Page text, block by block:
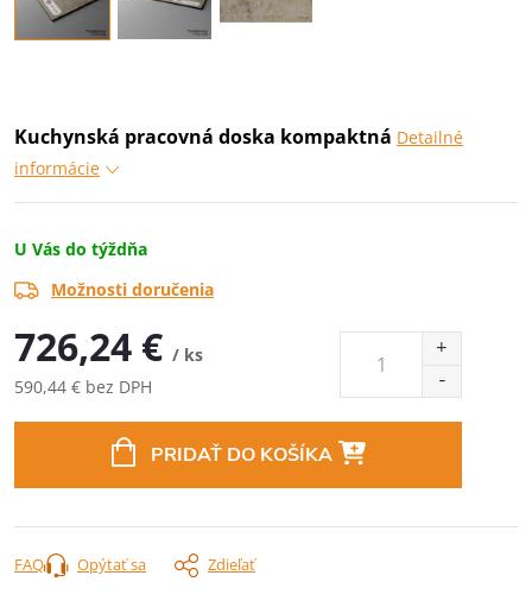
Kuchynská pracovná doska kompaktná Detailné
informácie
U Vás do týždňa
Možnosti doručenia
726,24 € / ks
590,44 € bez DPH
PRIDAŤ DO KOŠÍKA
Opýtať sa Zdieľať
FAQ